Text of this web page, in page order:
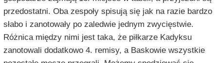
przedostatni. Oba zespoły spisują się jak na razie bardzo
słabo i zanotowały po zaledwie jednym zwycięstwie.
Różnica między nimi jest taka, że piłkarze Kadyksu
zanotowali dodatkowo 4. remisy, a Baskowie wszystkie